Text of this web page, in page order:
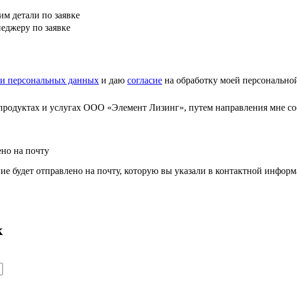
детали по заявке
по заявке
персональных данных и даю согласие на обработку моей
и услугах ООО «Элемент Лизинг», путем направления мне
на почту
будет отправлено на почту, которую вы указали в контактной